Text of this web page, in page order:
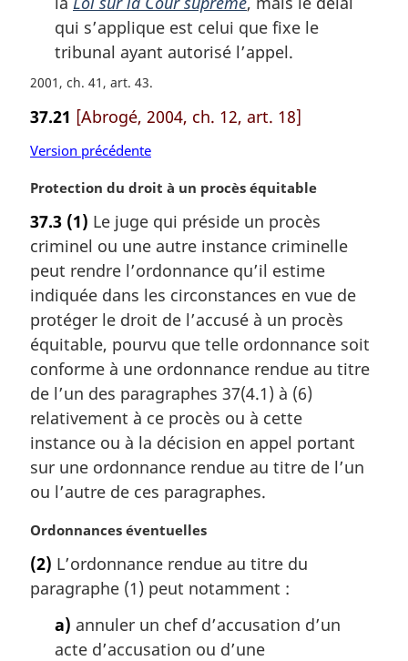
qui s’applique est celui que fixe le
tribunal ayant autorisé l’appel.
2001, ch. 41, art. 43
37.21 [Abrogé, 2004, ch. 12, art. 18]
Version précédente
N
t
e
m
a
g
i
n
a
e
:
Protection du droit à un procès équitable
37.3 (1) Le juge qui préside un procès
criminel ou une autre instance criminelle
peut rendre l’ordonnance qu’il estime
indiquée dans les circonstances en vue de
protéger le droit de l’accusé à un procès
équitable, pourvu que telle ordonnance soit
conforme à une ordonnance rendue au titre
de l’un des paragraphes 37(4.1) à (6)
relativement à ce procès ou à cette
instance ou à la décision en appel portant
sur une ordonnance rendue au titre de l’un
ou l’autre de ces paragraphes.
N
t
e
Ordonnances éventuelles
(2) L’ordonnance rendue au titre du
paragraphe (1) peut notamment :
a) annuler un chef d’accusation d’un
acte d’accusation ou d’une